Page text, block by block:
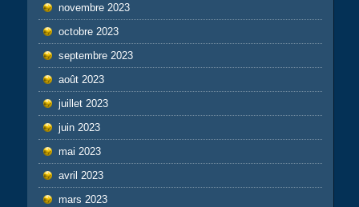
novembre 2023
octobre 2023
septembre 2023
août 2023
juillet 2023
juin 2023
mai 2023
avril 2023
mars 2023